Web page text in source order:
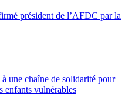
président de l’AFDC par la
une chaîne de solidarité pour
enfants vulnérables